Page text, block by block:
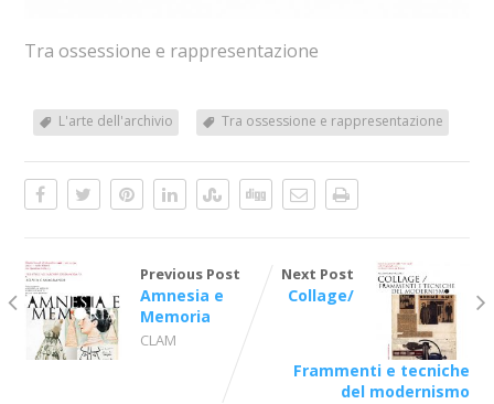
Tra ossessione e rappresentazione
L'arte dell'archivio Tra ossessione e rappresentazione
Previous Post
Amnesia e
Memoria
CLAM
Next Post
Collage/
Frammenti e tecniche
del modernismo